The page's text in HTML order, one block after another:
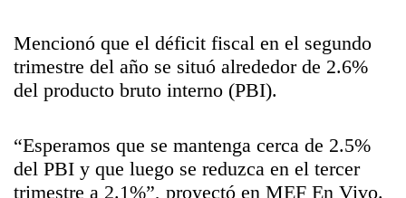
Mencionó que el déficit fiscal en el segundo
trimestre del año se situó alrededor de 2.6%
del producto bruto interno (PBI).
“Esperamos que se mantenga cerca de 2.5%
del PBI y que luego se reduzca en el tercer
trimestre a 2.1%”, proyectó en MEF En Vivo.